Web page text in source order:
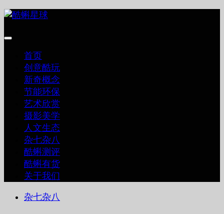
跳
内
首页
创意酷玩
新奇概念
节能环保
艺术欣赏
摄影美学
人文生态
杂七杂八
酷蝌测评
酷蝌有货
关于我们
杂七杂八